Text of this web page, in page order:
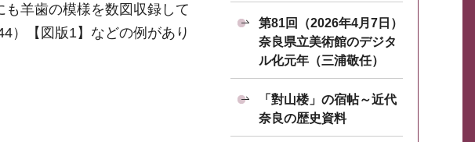
羊歯の模様を数図収録して
）【図版1】などの例があり
第81回（2026年4月7日）
奈良県立美術館のデジタ
ル化元年（三浦敬任）
「對山楼」の宿帖～近代
奈良の歴史資料